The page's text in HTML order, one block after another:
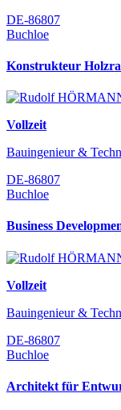
DE-86807
Buchloe
Konstrukteur
Vollzeit
Bauingenieur &
DE-86807
Buchloe
Business
Vollzeit
Bauingenieur &
DE-86807
Buchloe
Architekt für